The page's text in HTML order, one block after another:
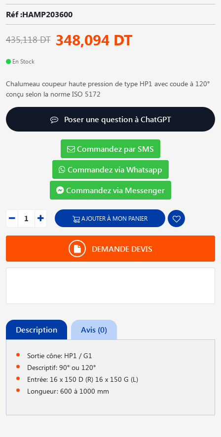
Réf :HAMP203600
435,118 DT 348,094 DT
En Stock
Chalumeau coupeur haute pression de type HP1 avec coude à 120°
conçu selon la norme ISO 5172
Poser une question à ChatGPT
Commandez par SMS
Commandez via Whatsapp
Commandez via Messenger
AJOUTER À MON PANIER
DEMANDE DEVIS
Description Avis (0)
Sortie cône: HP1 / G1
Descriptif: 90° ou 120°
Entrée: 16 x 150 D (R) 16 x 150 G (L)
Longueur: 600 à 1000 mm